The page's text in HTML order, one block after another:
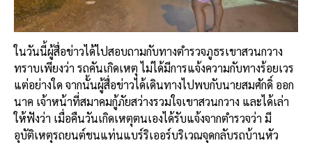
ในวันนี้ผู้สื่อข่าวได้ไปสอบถามกับทางตำรวจภูธรเขาสวนกวาง
ทราบเพียงว่า รถคันเกิดเหตุ ไม่ได้มีการแจ้งความกับทางร้อยเวร
แต่อย่างใด จากนั้นผู้สื่อข่าวได้เดินทางไปพบกับนายสมศักดิ์ ออก
นาค เจ้าหน้าที่สมาคมกู้ภัยสว่างรวมใจเขาสวนกวาง และได้เล่า
ให้ฟังว่า เมื่อคืนวันเกิดเหตุตนเองได้รับแจ้งจากตำรวจว่า มี
อุบัติเหตุรถยนต์ชนแท่นแบร์ริเออร์บริเวณจุดกลับรถบ้านหัว